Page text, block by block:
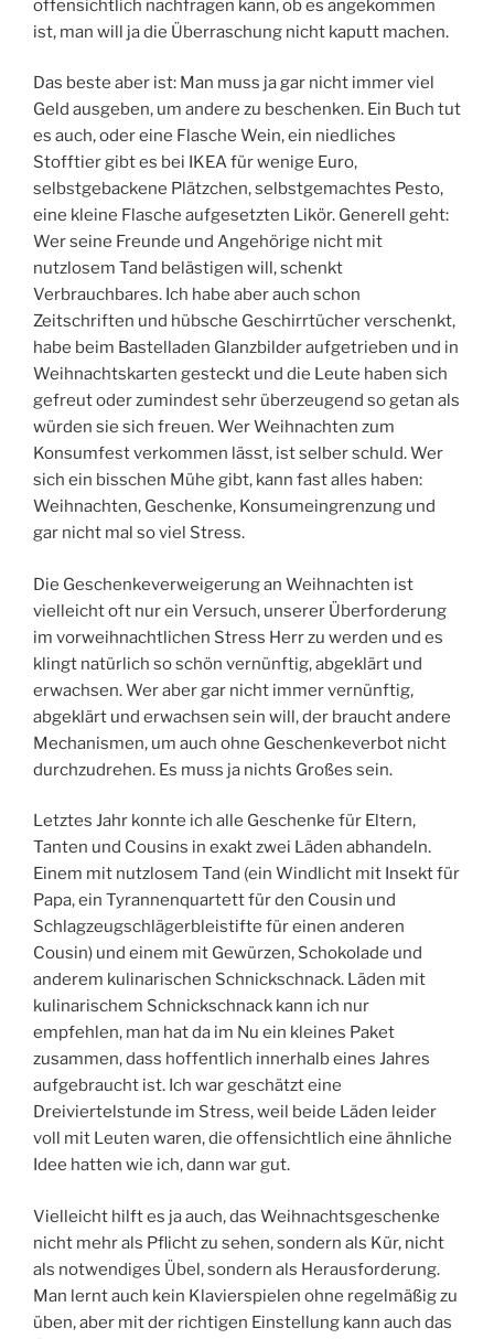
offensichtlich nachfragen kann, ob es angekommen
ist, man will ja die Überraschung nicht kaputt machen.
Das beste aber ist: Man muss ja gar nicht immer viel
Geld ausgeben, um andere zu beschenken. Ein Buch tut
es auch, oder eine Flasche Wein, ein niedliches
Stofftier gibt es bei IKEA für wenige Euro,
selbstgebackene Plätzchen, selbstgemachtes Pesto,
eine kleine Flasche aufgesetzten Likör. Generell geht:
Wer seine Freunde und Angehörige nicht mit
nutzlosem Tand belästigen will, schenkt
Verbrauchbares. Ich habe aber auch schon
Zeitschriften und hübsche Geschirrtücher verschenkt,
habe beim Bastelladen Glanzbilder aufgetrieben und in
Weihnachtskarten gesteckt und die Leute haben sich
gefreut oder zumindest sehr überzeugend so getan als
würden sie sich freuen. Wer Weihnachten zum
Konsumfest verkommen lässt, ist selber schuld. Wer
sich ein bisschen Mühe gibt, kann fast alles haben:
Weihnachten, Geschenke, Konsumeingrenzung und
gar nicht mal so viel Stress.
Die Geschenkeverweigerung an Weihnachten ist
vielleicht oft nur ein Versuch, unserer Überforderung
im vorweihnachtlichen Stress Herr zu werden und es
klingt natürlich so schön vernünftig, abgeklärt und
erwachsen. Wer aber gar nicht immer vernünftig,
abgeklärt und erwachsen sein will, der braucht andere
Mechanismen, um auch ohne Geschenkeverbot nicht
durchzudrehen. Es muss ja nichts Großes sein.
Letztes Jahr konnte ich alle Geschenke für Eltern,
Tanten und Cousins in exakt zwei Läden abhandeln.
Einem mit nutzlosem Tand (ein Windlicht mit Insekt für
Papa, ein Tyrannenquartett für den Cousin und
Schlagzeugschlägerbleistifte für einen anderen
Cousin) und einem mit Gewürzen, Schokolade und
anderem kulinarischen Schnickschnack. Läden mit
kulinarischem Schnickschnack kann ich nur
empfehlen, man hat da im Nu ein kleines Paket
zusammen, dass hoffentlich innerhalb eines Jahres
aufgebraucht ist. Ich war geschätzt eine
Dreiviertelstunde im Stress, weil beide Läden leider
voll mit Leuten waren, die offensichtlich eine ähnliche
Idee hatten wie ich, dann war gut.
Vielleicht hilft es ja auch, das Weihnachtsgeschenke
nicht mehr als Pflicht zu sehen, sondern als Kür, nicht
als notwendiges Übel, sondern als Herausforderung.
Man lernt auch kein Klavierspielen ohne regelmäßig zu
üben, aber mit der richtigen Einstellung kann auch das